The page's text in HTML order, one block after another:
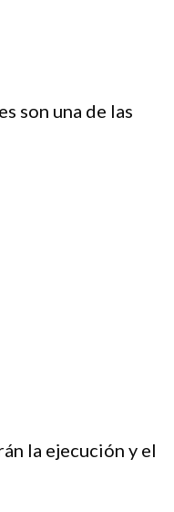
son una de las
la ejecución y el